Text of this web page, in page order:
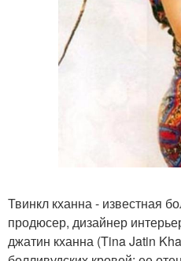
Твинкл кханна - известная
продюсер, дизайнер
джатин кханна (Tina Jatin